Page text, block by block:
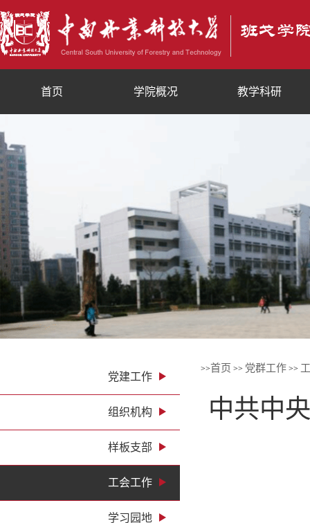
首页 学院概况 教学科研
党建工作
组织机构
样板支部
工会工作
学习园地
>>首页 >> 党群工作 >>
中共中